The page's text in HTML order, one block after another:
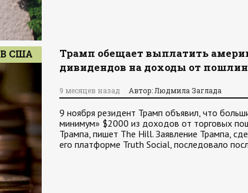
В США
Трамп обещает выплатить
дивидендов на доходы от пошлин
9 месяцев назад Автор: Людмила Заглада
9 ноября резидент Трамп объявил, что
минимум» $2000 из доходов от торговых
Трампа, пишет The Hill. Заявление Трампа,
его платформе Truth Social, последовало